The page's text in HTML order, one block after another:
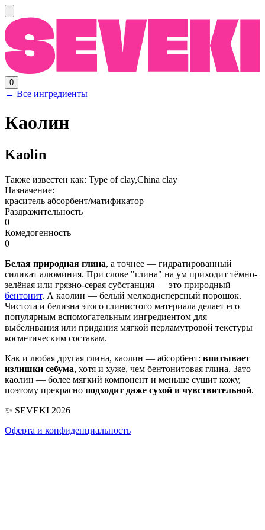
0
← Все ингредиенты
Каолин
Kaolin
Также известен как: Type of clay,China clay
Назначение:
краситель абсорбент/матификатор
Раздражительность
0
Комедогенность
0
Белая природная глина, а точнее — гидратированный
силикат алюминия. При слове "глина" на ум приходит тёмно-
зелёная или грязно-серая субстанция — это природный
бентонит. А каолин — белый мелкодисперсный порошок.
Чистота и белизна этого глинистого материала делает его
популярным вспомогательным ингредиентом для
выбеливания или придания мягкой перламутровой текстуры
косметическим составам.
Как и любая другая глина, каолин — абсорбент: впитывает
излишки себума, хотя и хуже, чем бентонитовая глина. Зато
каолин — более мягкий компонент и меньше сушит кожу,
поэтому прекрасно подходит даже сухой и чувствительной.
✨ SEVEKI 2026
Оферта и конфиденциальность